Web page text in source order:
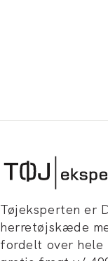
Tøjeksperten er
herretøjskæde
fordelt over